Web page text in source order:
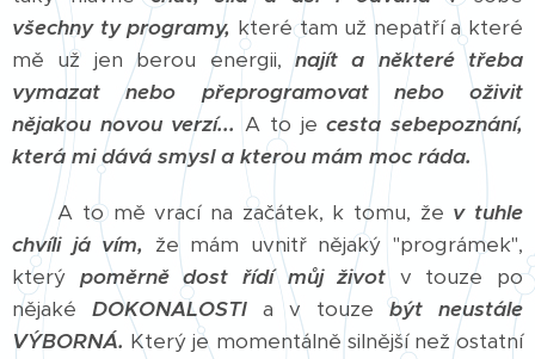
všechny ty programy, které tam už nepatří a které
mě už jen berou energii,najít a některé třeba
vymazat nebo přeprogramovat nebo oživit
nějakou novou verzí...A to jecesta sebepoznání,
která mi dává smysl a kterou mám moc ráda.
A to mě vrací na začátek, k tomu, že v tuhle
chvíli já vím, že mám uvnitř nějaký "prográmek",
který poměrně dost řídí můj životv touze po
nějaké DOKONALOSTI a v touzebýt neustále
VÝBORNÁ. Který je momentálně silnější než ostatní